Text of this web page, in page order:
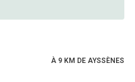
À 9 KM DE AYSSÈNES